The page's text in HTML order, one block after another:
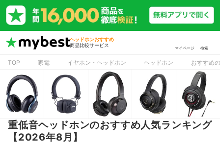
ヘッドホンおすすめ
商品比較サービス
マイページ 検索
TOP 家電 イヤホン・ヘッドホン ヘッドホン おすすめ
重低音ヘッドホンのおすすめ人気ランキング
【2026年8月】